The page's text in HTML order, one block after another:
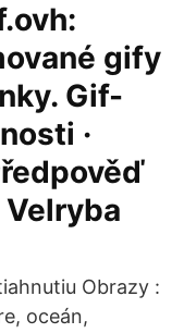
gify
Gif-
·
Velryba
Obrazy :
oceán,